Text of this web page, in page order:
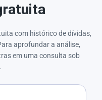
com histórico de dívidas,
aprofundar a análise,
em uma consulta sob